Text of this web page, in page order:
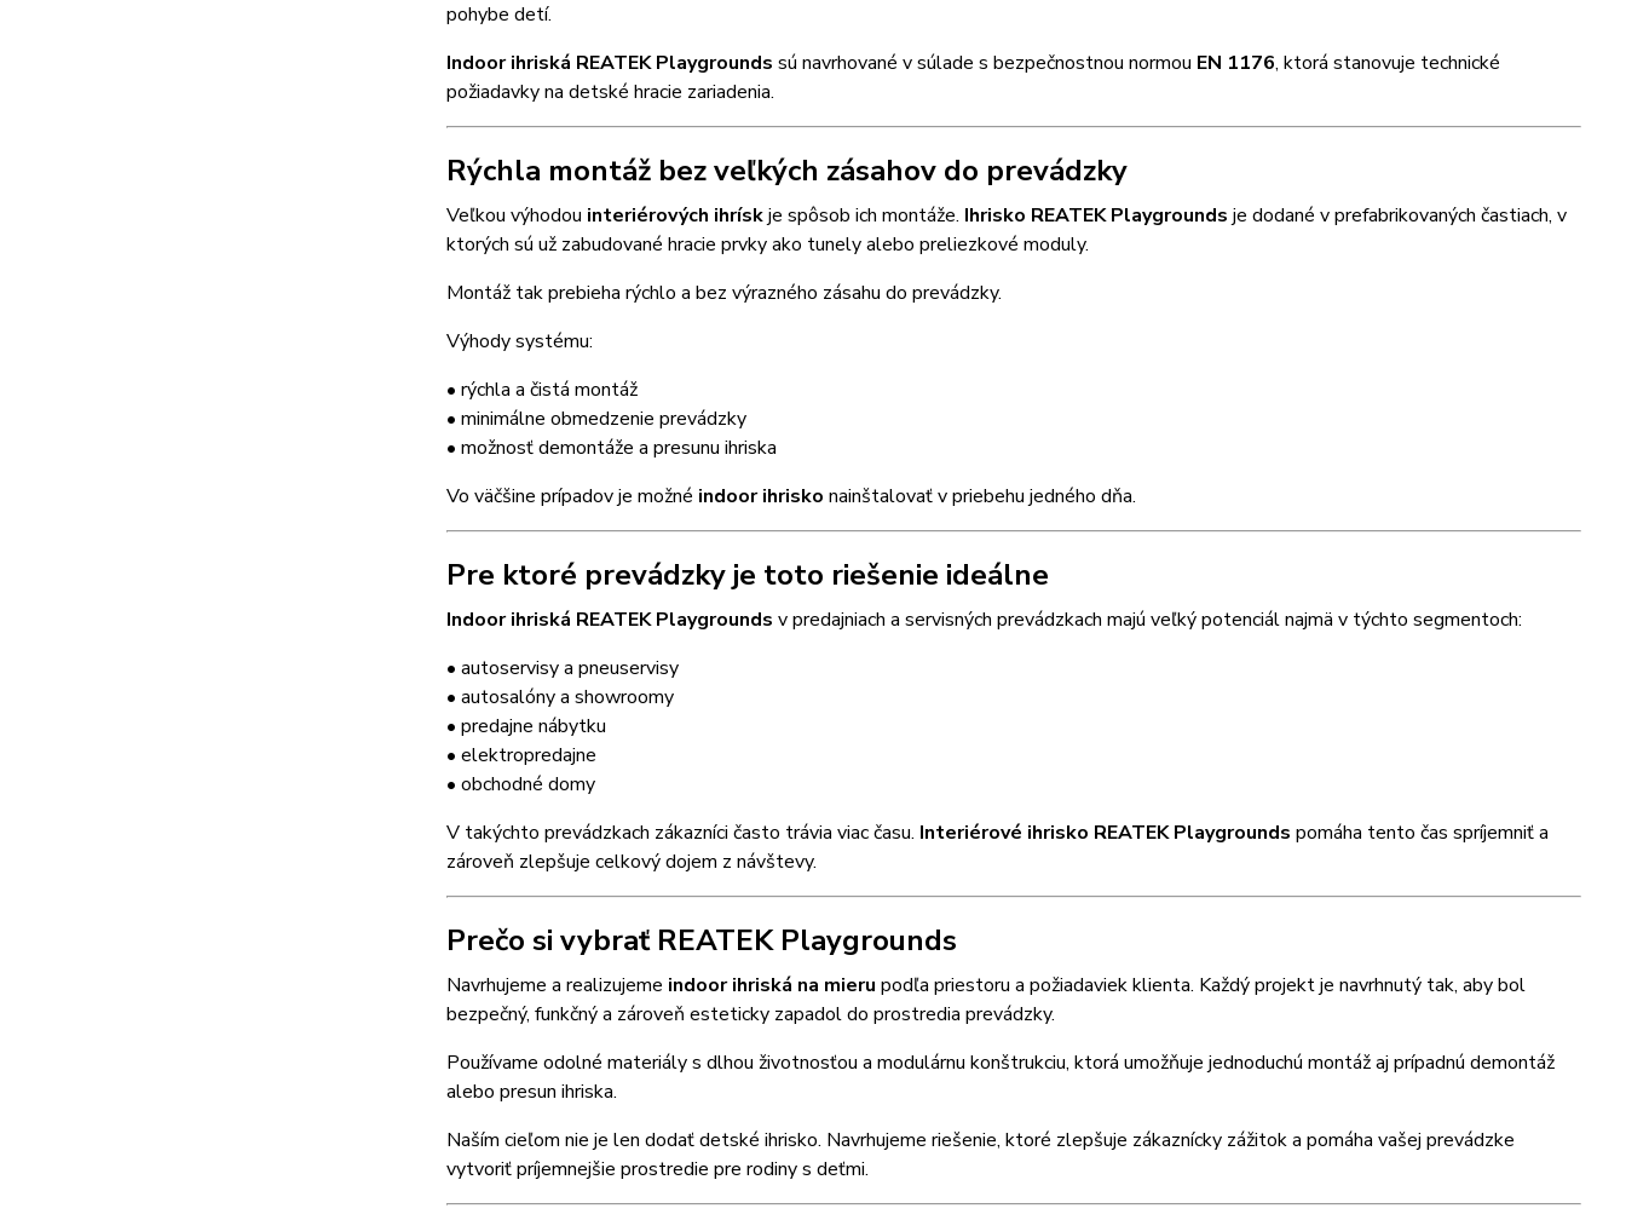
pohybe detí.
Indoor ihriská REATEK Playgrounds sú navrhované v súlade s bezpečnostnou normou EN 1176, ktorá stanovuje technické
požiadavky na detské hracie zariadenia.
Rýchla montáž bez veľkých zásahov do prevádzky
Veľkou výhodou interiérových ihrískje spôsob ich montáže. Ihrisko REATEK Playgrounds je dodané v prefabrikovaných častiach, v
ktorých sú už zabudované hracie prvky ako tunely alebo preliezkové moduly.
Montáž tak prebieha rýchlo a bez výrazného zásahu do prevádzky.
Výhody systému:
• rýchla a čistá montáž
• minimálne obmedzenie prevádzky
• možnosť demontáže a presunu ihriska
Vo väčšine prípadov je možné indoor ihriskonainštalovať v priebehu jedného dňa.
Pre ktoré prevádzky je toto riešenie ideálne
Indoor ihriská REATEK Playgrounds v predajniach a servisných prevádzkach majú veľký potenciál najmä v týchto segmentoch:
• autoservisy a pneuservisy
• autosalóny a showroomy
• predajne nábytku
• elektropredajne
• obchodné domy
V takýchto prevádzkach zákazníci často trávia viac času. Interiérové ihrisko REATEK Playgroundspomáha tento čas spríjemniť a
zároveň zlepšuje celkový dojem z návštevy.
Prečo si vybrať REATEK Playgrounds
Navrhujeme a realizujeme indoor ihriská na mieru podľa priestoru a požiadaviek klienta. Každý projekt je navrhnutý tak, aby bol
bezpečný, funkčný a zároveň esteticky zapadol do prostredia prevádzky.
Používame odolné materiály s dlhou životnosťou a modulárnu konštrukciu, ktorá umožňuje jednoduchú montáž aj prípadnú demontáž
alebo presun ihriska.
Naším cieľom nie je len dodať detské ihrisko. Navrhujeme riešenie, ktoré zlepšuje zákaznícky zážitok a pomáha vašej prevádzke
vytvoriť príjemnejšie prostredie pre rodiny s deťmi.